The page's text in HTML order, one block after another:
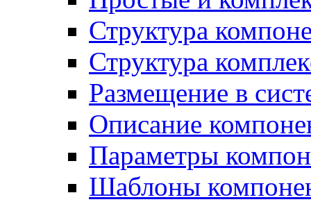
Структура
Структура
Размещение в
Описание
Параметры
Шаблоны